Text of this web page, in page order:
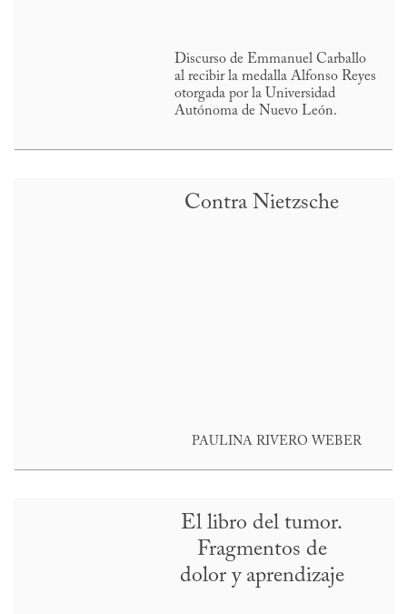
Discurso de Emmanuel Carballo
al recibir la medalla Alfonso Reyes
otorgada por la Universidad
Autónoma de Nuevo León.
Contra Nietzsche
PAULINA RIVERO WEBER
El libro del tumor.
Fragmentos de
dolor y aprendizaje